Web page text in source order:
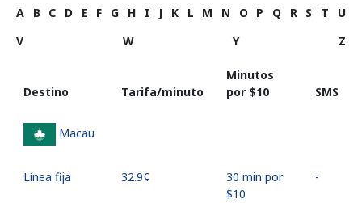
A B C D E F G H I J K L M N O P Q R S T
U
V
W Y Z
Destino Tarifa/minuto
Minutos
por ⁦$10⁩
SMS
Macau
Línea fija ⁦32.9¢⁩
30 min por
⁦$10⁩
-